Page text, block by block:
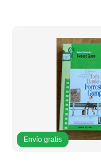
Envío gratis